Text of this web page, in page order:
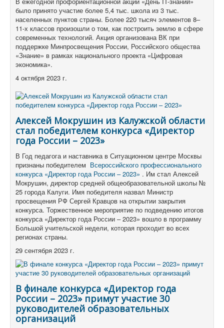
было принято участие более 5,4 тыс. школа из 3 тыс.
населенных пунктов страны. Более 220 тысяч элементов 8–
11-х классов произошли о том, как построить землю в сфере
современных технологий. Акция организована ВК при
поддержке Минпросвещения России, Российского общества
«Знание» в рамках национального проекта «Цифровая
экономика».
4 октября 2023 г.
Алексей Мокрушин из Калужской области
стал победителем конкурса «Директор
года России – 2023»
В Год педагога и наставника в Ситуационном центре Москвы
признаны победителем Всероссийского профессионального
конкурса «Директор года России – 2023» . Им стал Алексей
Мокрушин, директор средней общеобразовательной школы №
25 города Калуги. Имя победителя назвал Министр
просвещения РФ Сергей Кравцов на открытии закрытия
конкурса. Торжественное мероприятие по подведению итогов
конкурса «Директор года России – 2023» вошло в программу
Большой учительской недели, которая проходит во всех
регионах страны.
29 сентября 2023 г.
В финале конкурса «Директор года
России – 2023» примут участие 30
руководителей образовательных
организаций